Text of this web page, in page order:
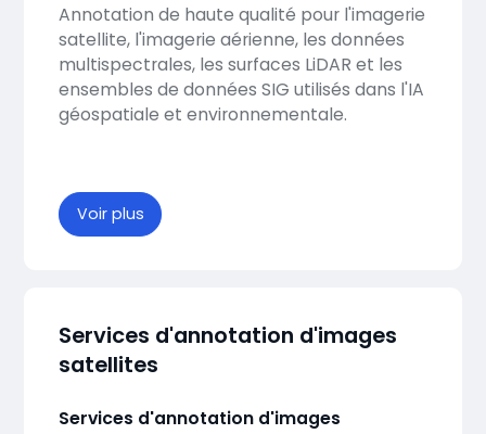
Annotation de haute qualité pour l'imagerie
satellite, l'imagerie aérienne, les données
multispectrales, les surfaces LiDAR et les
ensembles de données SIG utilisés dans l'IA
géospatiale et environnementale.
Voir plus
Services d'annotation d'images
satellites
Services d'annotation d'images